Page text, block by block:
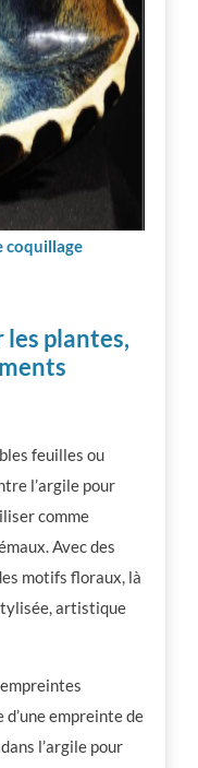
coquillage
les plantes,
feuilles ou
l’argile pour
comme
Avec des
motifs floraux, là
artistique
empreintes
d’une empreinte de
l’argile pour